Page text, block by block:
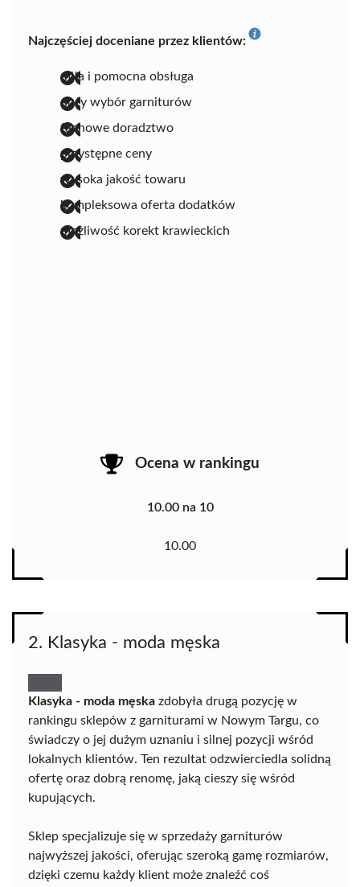
Najczęściej doceniane przez klientów:
miła i pomocna obsługa
duży wybór garniturów
fachowe doradztwo
przystępne ceny
wysoka jakość towaru
kompleksowa oferta dodatków
możliwość korekt krawieckich
Ocena w rankingu
10.00 na 10
10.00
2. Klasyka - moda męska
Klasyka - moda męska zdobyła drugą pozycję w
rankingu sklepów z garniturami w Nowym Targu, co
świadczy o jej dużym uznaniu i silnej pozycji wśród
lokalnych klientów. Ten rezultat odzwierciedla solidną
ofertę oraz dobrą renomę, jaką cieszy się wśród
kupujących.
Sklep specjalizuje się w sprzedaży garniturów
najwyższej jakości, oferując szeroką gamę rozmiarów,
dzięki czemu każdy klient może znaleźć coś